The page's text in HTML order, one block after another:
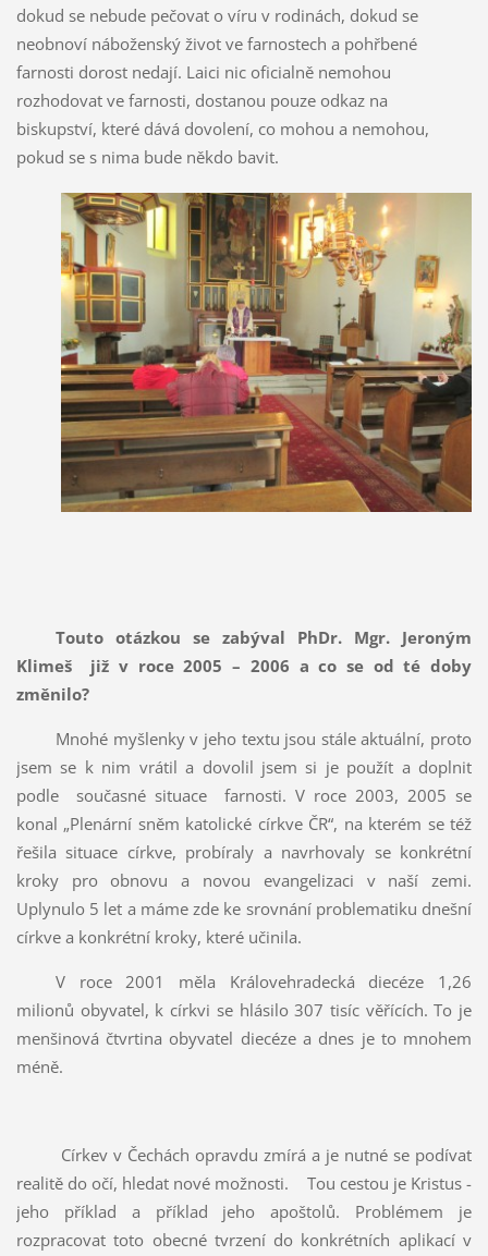
dokud se nebude pečovat o víru v rodinách, dokud se
neobnoví náboženský život ve farnostech a pohřbené
farnosti dorost nedají. Laici nic oficialně nemohou
rozhodovat ve farnosti, dostanou pouze odkaz na
biskupství, které dává dovolení, co mohou a nemohou,
pokud se s nima bude někdo bavit.
Touto otázkou se zabýval PhDr. Mgr. Jeroným
Klimeš
již v roce 2005 – 2006 a co se od té doby
změnilo?
Mnohé myšlenky v jeho textu jsou stále aktuální, proto
jsem se k nim vrátil a dovolil jsem si je použít a doplnit
podle současné situace farnosti. V roce 2003, 2005 se
konal „Plenární sněm katolické církve ČR“, na kterém se též
řešila situace církve, probíraly a navrhovaly se konkrétní
kroky pro obnovu a novou evangelizaci v naší zemi.
Uplynulo 5 let a máme zde ke srovnání problematiku dnešní
církve a konkrétní kroky, které učinila.
V roce 2001 měla Královehradecká diecéze 1,26
milionů obyvatel, k církvi se hlásilo 307 tisíc věřících. To je
menšinová čtvrtina obyvatel diecéze a dnes je to mnohem
méně.
Církev v Čechách opravdu zmírá a je nutné se podívat
realitě do očí, hledat nové možnosti.
Tou cestou je Kristus -
jeho příklad a příklad jeho apoštolů. Problémem je
rozpracovat toto obecné tvrzení do konkrétních aplikací v